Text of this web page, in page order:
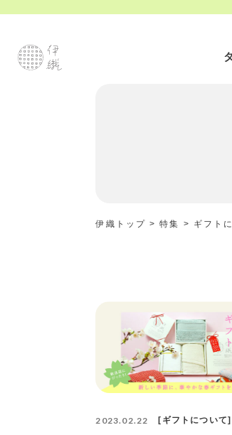
伊織トップ >特集 > ギフト
2023.02.22 ギフトについて